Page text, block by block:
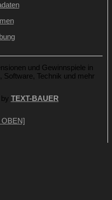
und Gewinnspiele in
Technik und mehr
TEXT-BAUER